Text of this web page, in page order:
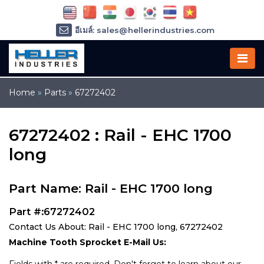
Home » Parts » 67272402
67272402 : Rail - EHC 1700
long
Part Name: Rail - EHC 1700 long
Part #:67272402
Contact Us About: Rail - EHC 1700 long, 67272402
Machine Tooth Sprocket E-Mail Us:
อีเมล์: sales@hellerindustries.com
อีเมล์: service@hellerindustries.com
โทรศัพท์ :